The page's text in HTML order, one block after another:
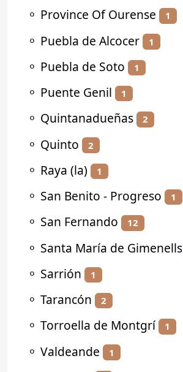
⚬ Province Of Ourense 1
⚬ Puebla de Alcocer 1
⚬ Puebla de Soto 1
⚬ Puente Genil 1
⚬ Quintanadueñas 2
⚬ Quinto 2
⚬ Raya (la) 1
⚬ San Benito - Progreso 1
⚬ San Fernando 12
⚬ Santa María de Gimenells
⚬ Sarrión 1
⚬ Tarancón 2
⚬ Torroella de Montgrí 1
⚬ Valdeande 1